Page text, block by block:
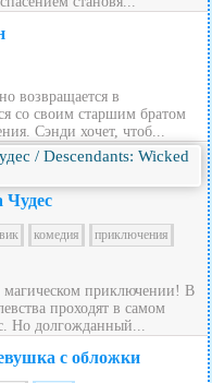
возвращается в
со своим старшим братом
Сэнди хочет, чтоб...
Чудес
комедия
приключения
приключении! В
проходят в самом
Но долгожданный...
с обложки